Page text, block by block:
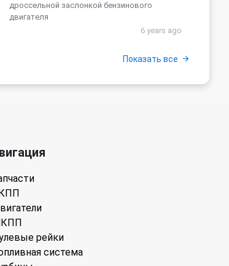
дроссельной заслонкой бензинового
двигателя
6 years ago
Показать все
рейки
система